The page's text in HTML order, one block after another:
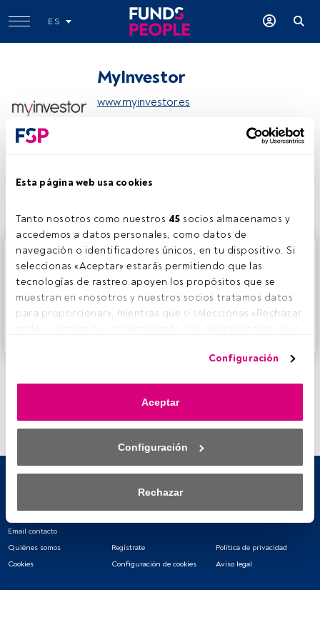
Esta página web usa cookies
Tanto nosotros como nuestros 45 socios almacenamos y
accedemos a datos personales, como datos de
navegación o identificadores únicos, en tu dispositivo. Si
seleccionas «Aceptar» estarás permitiendo que las
tecnologías de rastreo apoyen los propósitos que se
muestran en «nosotros y nuestros socios tratamos datos
para proporcionar», mientras que si seleccionas «Rechazar
anuncios que ves podrían dejar de ser relevantes para ti.
momento haciendo clic en el enlace «Preferencias de
privacidad» que aparece en la parte inferior de la página
la izquierda de la página web). Tus opciones tendrán
saber más, consulta nuestra política de privacidad.
datos para proporcionar:
activamente las características del dispositivo para su
identificación. Almacenar la información en un dispositivo
Configuración
Aceptar
Configuración
Rechazar
ES
MyInvestor
www.myinvestor.es
Este es un artículo exclusivo para los usuarios registrados
de FundsPeople. Si ya estás registrado, accede desde el
botón Login. Si aún no tienes cuenta, te invitamos a
registrarte y disfrutar de todo el universo que ofrece
FundsPeople.
Email contacto
Quiénes somos
Regístrate
Política de privacidad
Cookies
Configuración de cookies Aviso legal